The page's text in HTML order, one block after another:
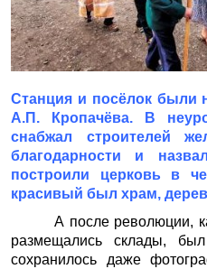
Станция и посёлок были
А.П. Кропачёва. В
снабжал строителей
благодарности и
построили церковь в
красивый был храм,
А после революции,
размещались склады,
сохранилось даже